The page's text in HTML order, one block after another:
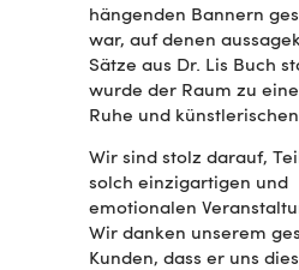
hängenden Bannern
war, auf denen
Sätze aus Dr. Lis Buch
wurde der Raum zu
Ruhe und
Wir sind stolz darauf,
solch einzigartigen und
emotionalen
Wir danken unserem
Kunden, dass er uns